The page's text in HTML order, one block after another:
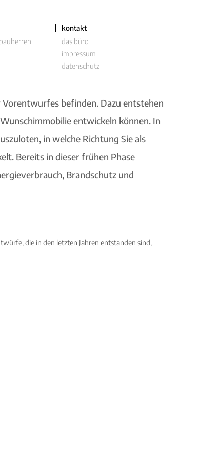
kontakt
das büro
impressum
datenschutz
befinden. Dazu entstehen
entwickeln können. In
in welche Richtung Sie als
Bereits in dieser frühen Phase
Brandschutz und
die in den letzten Jahren entstanden sind,